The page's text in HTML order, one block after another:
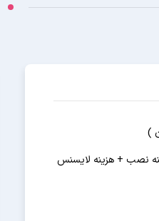
)
نصب + هزینه لایسنس